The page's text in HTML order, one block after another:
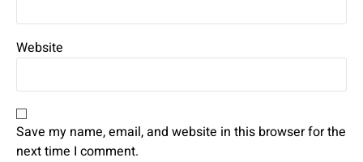
Website
Save my name, email, and website in this browser for the
next time I comment.